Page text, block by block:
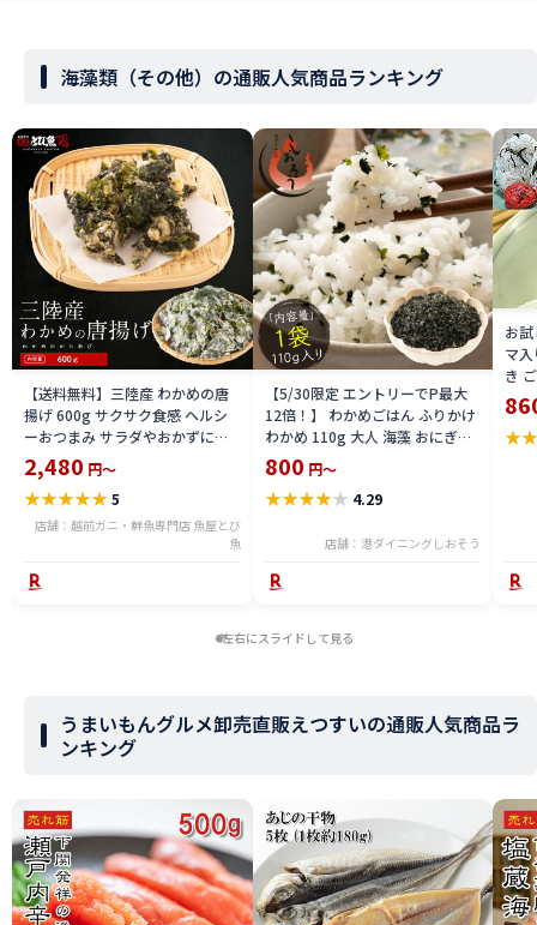
海藻類（その他）の通販人気商品ランキング
【送料無料】三陸産 わかめの唐
揚げ 600g サクサク食感 ヘルシ
ーおつまみ サラダやおかずに最
適 海藻スナック 冷凍
kwaka2506
2,480 円～
★★★★★5
店舗：越前ガニ・鮮魚専門店 魚屋とび
魚
【5/30限定 エントリーでP最大
12倍！】 わかめごはん ふりかけ
わかめ 110g 大人 海藻 おにぎり
ふりかけ ダイエット ご飯のお供
ワカメ ごはんのおとも 美味しい
お弁当 スープ 健康 ［送料無料］
ント 父の日
800 円～
★★★★★ 4.29
店舗：港ダイニングしおそう
お
マ
き
き
き
きご
★
左右にスライドして見る
うまいもんグルメ卸売直販えつすいの通販人気商品ラ
ンキング